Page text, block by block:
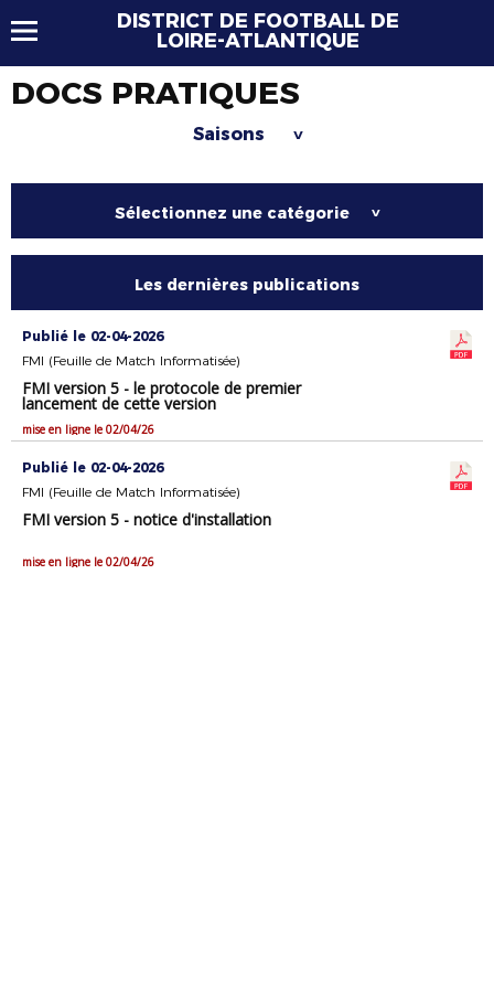
DISTRICT DE FOOTBALL DE
LOIRE-ATLANTIQUE
DOCS PRATIQUES
Saisons >
Sélectionnez une catégorie >
Les dernières publications
Publié le 02-04-2026
FMI (Feuille de Match Informatisée)
FMI version 5 - le protocole de premier
lancement de cette version
mise en ligne le 02/04/26
Publié le 02-04-2026
FMI (Feuille de Match Informatisée)
FMI version 5 - notice d'installation
mise en ligne le 02/04/26